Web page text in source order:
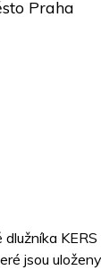
Praha
jsou